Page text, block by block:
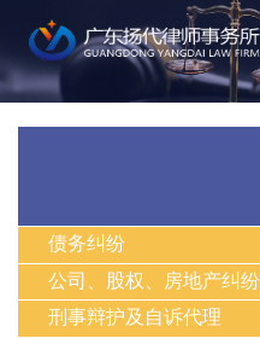
债务纠纷
公司、股权、房地产纠纷
刑事辩护及自诉代理